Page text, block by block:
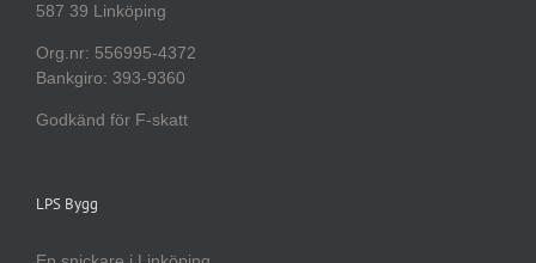
587 39 Linköping
Org.nr: 556995-4372
Bankgiro: 393-9360
Godkänd för F-skatt
LPS Bygg